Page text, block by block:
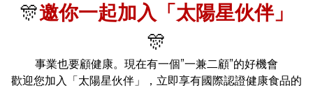
🎊邀你一起加入「太陽星伙伴」
🎊
事業也要顧健康。現在有一個”一兼二顧”的好機會
歡迎您加入「太陽星伙伴」，立即享有國際認證健康食品的